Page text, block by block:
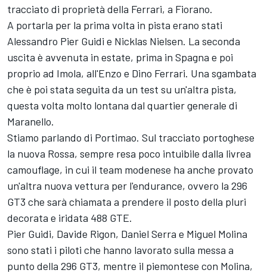
tracciato di proprietà della Ferrari, a Fiorano.
A portarla per la prima volta in pista erano stati
Alessandro Pier Guidi e Nicklas Nielsen. La seconda
uscita è avvenuta in estate, prima in Spagna e poi
proprio ad Imola, all'Enzo e Dino Ferrari. Una sgambata
che è poi stata seguita da un test su un'altra pista,
questa volta molto lontana dal quartier generale di
Maranello.
Stiamo parlando di Portimao. Sul tracciato portoghese
la nuova Rossa, sempre resa poco intuibile dalla livrea
camouflage, in cui il team modenese ha anche provato
un'altra nuova vettura per l'endurance, ovvero la 296
GT3 che sarà chiamata a prendere il posto della pluri
decorata e iridata 488 GTE.
Pier Guidi, Davide Rigon, Daniel Serra e Miguel Molina
sono stati i piloti che hanno lavorato sulla messa a
punto della 296 GT3, mentre il piemontese con Molina,